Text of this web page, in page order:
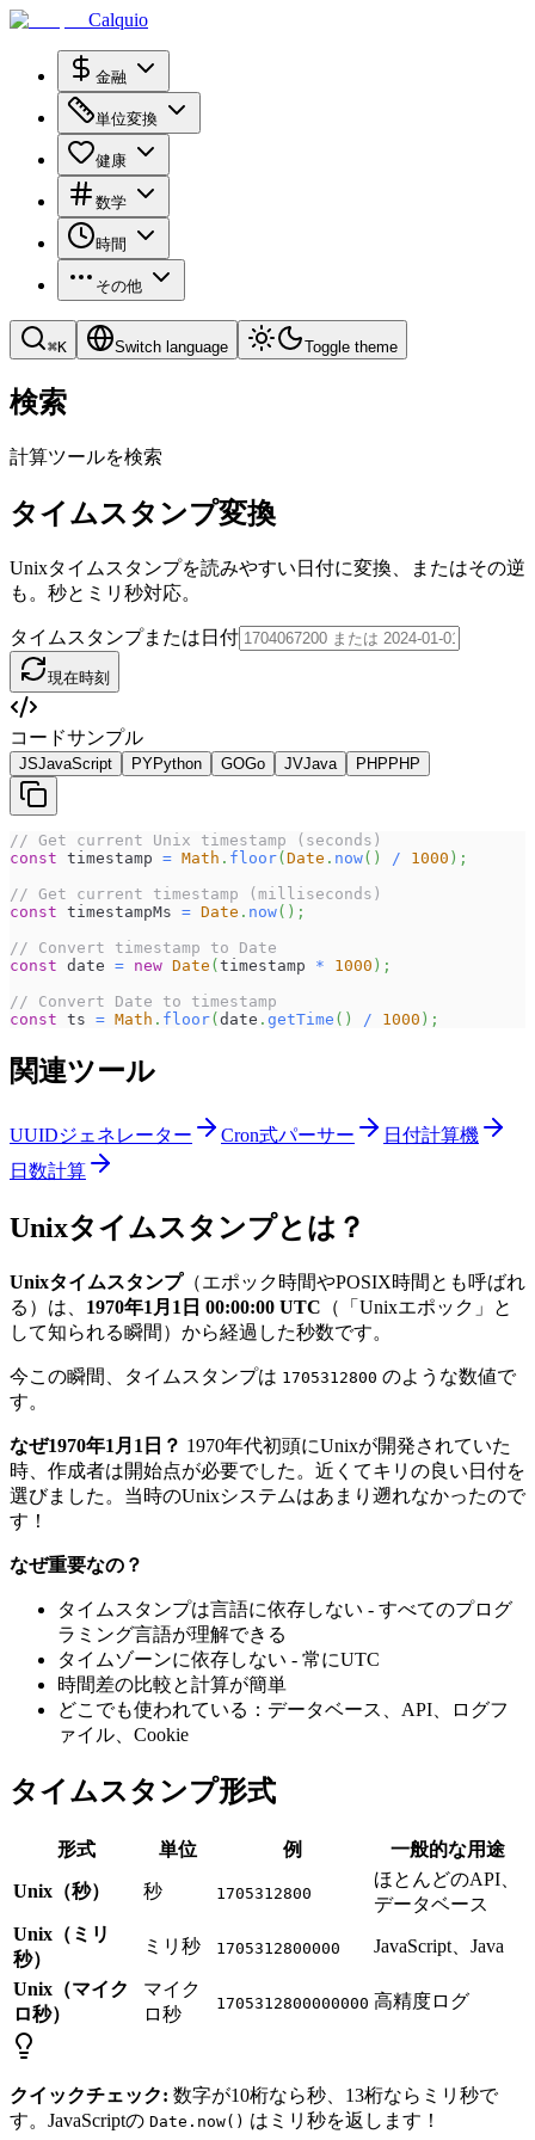
Calquio
金融
単位変換
健康
数学
時間
その他
⌘K Switch language Toggle theme
検索
計算ツールを検索
タイムスタンプ変換
Unixタイムスタンプを読みやすい日付に変換、またはその逆
も。秒とミリ秒対応。
タイムスタンプまたは日付
現在時刻
コードサンプル
JSJavaScript PYPython GOGo JVJava PHPPHP
// Get current Unix timestamp (seconds)
const timestamp = Math . floor(Date . now( ) / 1000 ) ;
// Get current timestamp (milliseconds)
const timestampMs = Date . now( ) ;
// Convert timestamp to Date
const date = new Date (timestamp * 1000 ) ;
// Convert Date to timestamp
const ts = Math . floor(date . getTime ( ) / 1000 ) ;
関連ツール
UUIDジェネレーター Cron式パーサー
日付計算機
日数計算
Unixタイムスタンプとは？
Unixタイムスタンプ（エポック時間やPOSIX時間とも呼ばれ
る）は、 1970年1月1日 00:00:00 UTC （「Unixエポック」と
して知られる瞬間）から経過した秒数です。
今この瞬間、タイムスタンプは 1705312800 のような数値で
す。
なぜ1970年1月1日？ 1970年代初頭にUnixが開発されていた
時、作成者は開始点が必要でした。近くてキリの良い日付を
選びました。当時のUnixシステムはあまり遡れなかったので
す！
なぜ重要なの？
タイムスタンプは言語に依存しない - すべてのプログ
ラミング言語が理解できる
タイムゾーンに依存しない - 常にUTC
時間差の比較と計算が簡単
どこでも使われている：データベース、API、ログフ
ァイル、Cookie
タイムスタンプ形式
形式 単位 例 一般的な用途
Unix（秒） 秒 1705312800
ほとんどのAPI、
データベース
Unix（ミリ
秒）
ミリ秒 1705312800000 JavaScript、Java
Unix（マイク
ロ秒）
マイク
ロ秒
1705312800000000 高精度ログ
クイックチェック: 数字が10桁なら秒、13桁ならミリ秒で
す。JavaScriptの Date.now() はミリ秒を返します！